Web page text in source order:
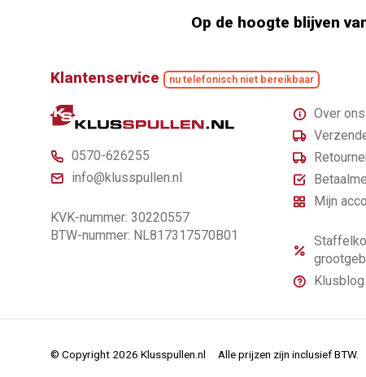
Op de hoogte blijven
Klantenservice nu telefonisch niet bereikbaar
0570-626255
info@klusspullen.nl
KVK-nummer: 30220557
BTW-nummer: NL817317570B01
Over ons
Mijn
Klusblog
© Copyright 2026 Klusspullen.nl Alle prijzen zijn inclusief BTW.